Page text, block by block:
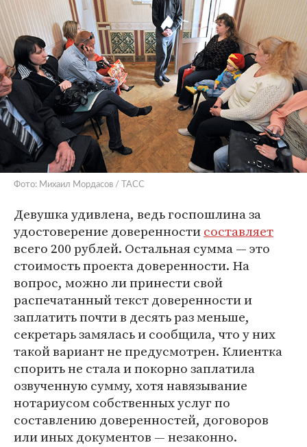
Фото: Михаил Мордасов / ТАСС
Девушка удивлена, ведь госпошлина за
удостоверение доверенностисоставляет
всего 200 рублей. Остальная сумма — это
стоимость проекта доверенности. На
вопрос, можно ли принести свой
распечатанный текст доверенности и
заплатить почти в десять раз меньше,
секретарь замялась и сообщила, что у них
такой вариант не предусмотрен. Клиентка
спорить не стала и покорно заплатила
озвученную сумму, хотя навязывание
нотариусом собственных услуг по
составлению доверенностей, договоров
или иных документов — незаконно.